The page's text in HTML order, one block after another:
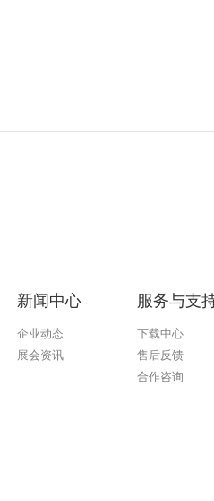
新闻中心
企业动态
展会资讯
服务与支
下载中心
售后反馈
合作咨询